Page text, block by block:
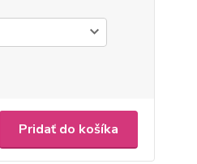
Pridať do košíka